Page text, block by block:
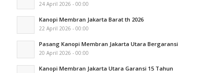
24 April 2026 - 00:00
Kanopi Membran Jakarta Barat th 2026
22 April 2026 - 00:00
Pasang Kanopi Membran Jakarta Utara Bergaransi
20 April 2026 - 00:00
Kanopi Membran Jakarta Utara Garansi 15 Tahun